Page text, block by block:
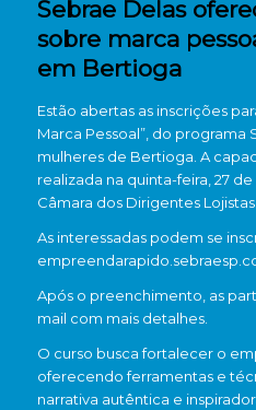
Sebrae Delas
sobre marca
em Bertioga
Estão abertas as inscrições
Marca Pessoal”, do programa
mulheres de Bertioga. A
realizada na quinta-feira, 27 de
Câmara dos Dirigentes Lojistas.
As interessadas podem se
Após o preenchimento, as
mail com mais detalhes.
O curso busca fortalecer o
oferecendo ferramentas e
narrativa autêntica e